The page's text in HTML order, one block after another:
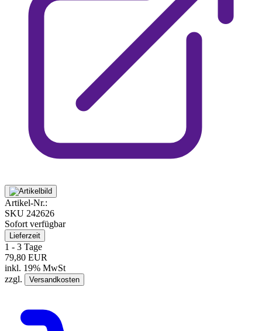
Artikel-Nr.:
SKU 242626
Sofort verfügbar
Lieferzeit
1 - 3 Tage
79,80 EUR
inkl. 19% MwSt
zzgl.
Versandkosten